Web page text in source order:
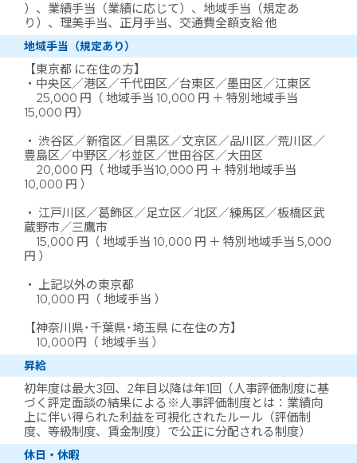
）、業績手当（業績に応じて）、地域手当（規定あ
り）、理美手当、正月手当、交通費全額支給 他
地域手当（規定あり）
【東京都 に在住の方】
・中央区／港区／千代田区／台東区／墨田区／江東区
25,000 円（ 地域手当 10,000 円 ＋ 特別地域手当
15,000 円）
・ 渋谷区／新宿区／目黒区／文京区／品川区／荒川区／
豊島区／中野区／杉並区／世田谷区／大田区
20,000 円（ 地域手当10,000 円 ＋ 特別地域手当
10,000 円 ）
・ 江戸川区／葛飾区／足立区／北区／練馬区／板橋区武
蔵野市／三鷹市
15,000 円（ 地域手当 10,000 円 ＋ 特別地域手当 5,000
円 ）
・ 上記以外の東京都
10,000 円（ 地域手当 ）
【神奈川県･千葉県･埼玉県 に在住の方】
10,000円（ 地域手当 ）
昇給
初年度は最大3回、2年目以降は年1回（人事評価制度に基
づく評定面談の結果による※人事評価制度とは：業績向
上に伴い得られた利益を可視化されたルール（評価制
度、等級制度、賃金制度）で公正に分配される制度）
休日・休暇